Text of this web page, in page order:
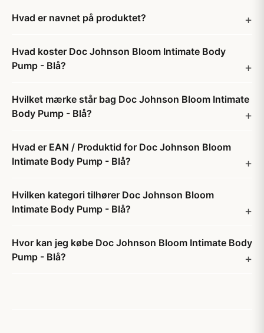
Hvad er navnet på produktet?
Hvad koster Doc Johnson Bloom Intimate Body
Pump - Blå?
Hvilket mærke står bag Doc Johnson Bloom Intimate
Body Pump - Blå?
Hvad er EAN / Produktid for Doc Johnson Bloom
Intimate Body Pump - Blå?
Hvilken kategori tilhører Doc Johnson Bloom
Intimate Body Pump - Blå?
Hvor kan jeg købe Doc Johnson Bloom Intimate Body
Pump - Blå?